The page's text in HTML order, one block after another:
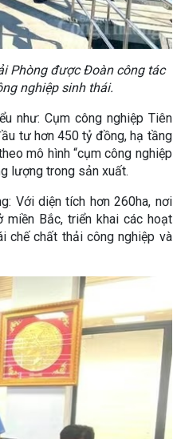
Phòng được Đoàn công tác
nghiệp sinh thái.
như: Cụm công nghiệp Tiên
tư hơn 450 tỷ đồng, hạ tầng
mô hình “cụm công nghiệp
lượng trong sản xuất.
Với diện tích hơn 260ha, nơi
Bắc, triển khai các hoạt
chế chất thải công nghiệp và